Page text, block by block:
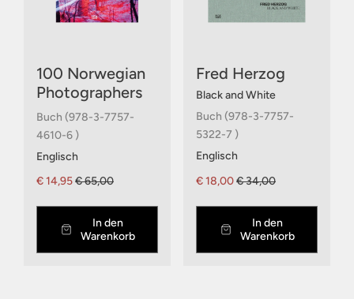
100 Norwegian
Photographers
Buch (978-3-7757-
4610-6 )
Englisch
€ 14,95€ 65,00
In den
Warenkorb
Fred Herzog
Black and White
Buch (978-3-7757-
5322-7 )
Englisch
€ 18,00€ 34,00
In den
Warenkorb